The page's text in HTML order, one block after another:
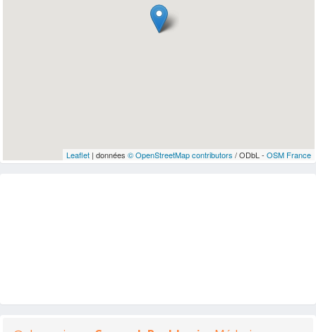
Leaflet| données © OpenStreetMap contributors / ODbL - OSM France